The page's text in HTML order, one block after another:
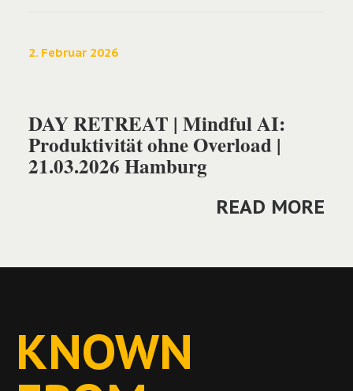
2. Februar 2026
DAY RETREAT | Mindful AI:
Produktivität ohne Overload |
21.03.2026 Hamburg
READ MORE
KNOWN